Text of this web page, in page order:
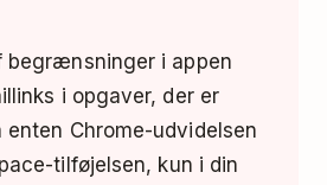
begrænsninger i appen
i opgaver, der er
Chrome-udvidelsen
tilføjelsen, kun i din